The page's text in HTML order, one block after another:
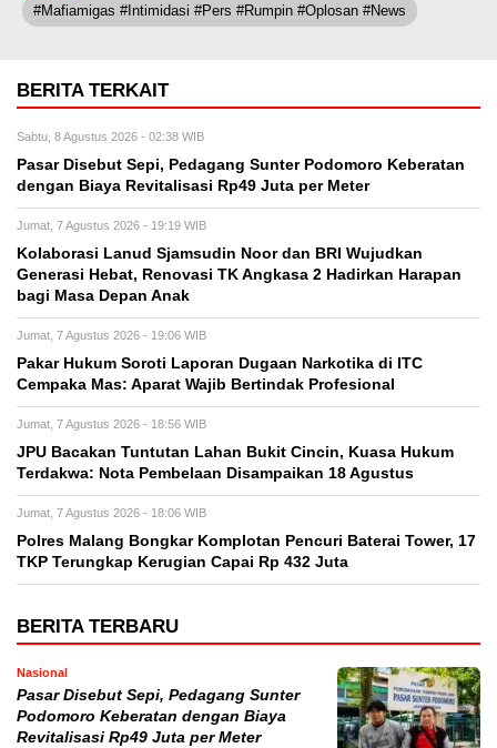
#Mafiamigas #Intimidasi #Pers #Rumpin #oplosan #News
BERITA TERKAIT
Sabtu, 8 Agustus 2026 - 02:38 WIB
Pasar Disebut Sepi, Pedagang Sunter Podomoro Keberatan
dengan Biaya Revitalisasi Rp49 Juta per Meter
Jumat, 7 Agustus 2026 - 19:19 WIB
Kolaborasi Lanud Sjamsudin Noor dan BRI Wujudkan
Generasi Hebat, Renovasi TK Angkasa 2 Hadirkan Harapan
bagi Masa Depan Anak
Jumat, 7 Agustus 2026 - 19:06 WIB
Pakar Hukum Soroti Laporan Dugaan Narkotika di ITC
Cempaka Mas: Aparat Wajib Bertindak Profesional
Jumat, 7 Agustus 2026 - 18:56 WIB
JPU Bacakan Tuntutan Lahan Bukit Cincin, Kuasa Hukum
Terdakwa: Nota Pembelaan Disampaikan 18 Agustus
Jumat, 7 Agustus 2026 - 18:06 WIB
Polres Malang Bongkar Komplotan Pencuri Baterai Tower, 17
TKP Terungkap Kerugian Capai Rp 432 Juta
BERITA TERBARU
Nasional
Pasar Disebut Sepi, Pedagang Sunter
Podomoro Keberatan dengan Biaya
Revitalisasi Rp49 Juta per Meter